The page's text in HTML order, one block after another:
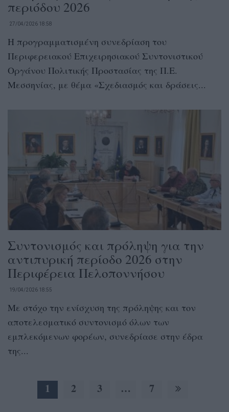
περιόδου 2026
27/04/2026 18:58
Η προγραμματισμένη συνεδρίαση του
Περιφερειακού Επιχειρησιακού Συντονιστικού
Οργάνου Πολιτικής Προστασίας της Π.Ε.
Μεσσηνίας, με θέμα «Σχεδιασμός και δράσεις...
Συντονισμός και πρόληψη για την
αντιπυρική περίοδο 2026 στην
Περιφέρεια Πελοποννήσου
19/04/2026 18:55
Με στόχο την ενίσχυση της πρόληψης και τον
αποτελεσματικό συντονισμό όλων των
εμπλεκόμενων φορέων, συνεδρίασε στην έδρα
της...
1 2 3 … 7